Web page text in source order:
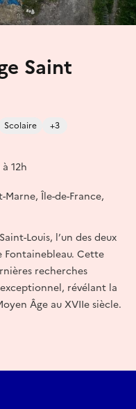
Saint
Scolaire +3
12h
Marne, Île-de-France,
Louis, l’un des deux
Fontainebleau. Cette
recherches
révélant la
Âge au XVIIe siècle.